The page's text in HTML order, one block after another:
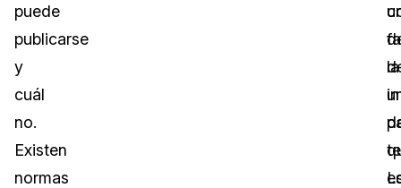
puede
publicarse
y
cuál
no.
Existen
normas
la